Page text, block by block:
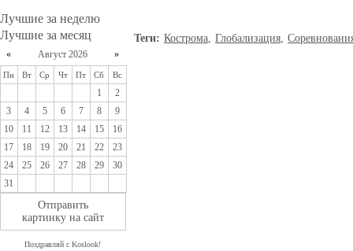
Лучшие за неделю
Лучшие за месяц
« Август 2026 »
Пн Вт Ср Чт Пт Сб Вс
1
2
3
4 5 6 7 8
9
10
11 12 13 14 15
16
17
18 19 20 21 22
23
24
25 26 27 28 29
30
31
Отправить
картинку на сайт
Поздравляй с Koslook!
Теги: Кострома, Глобализация,